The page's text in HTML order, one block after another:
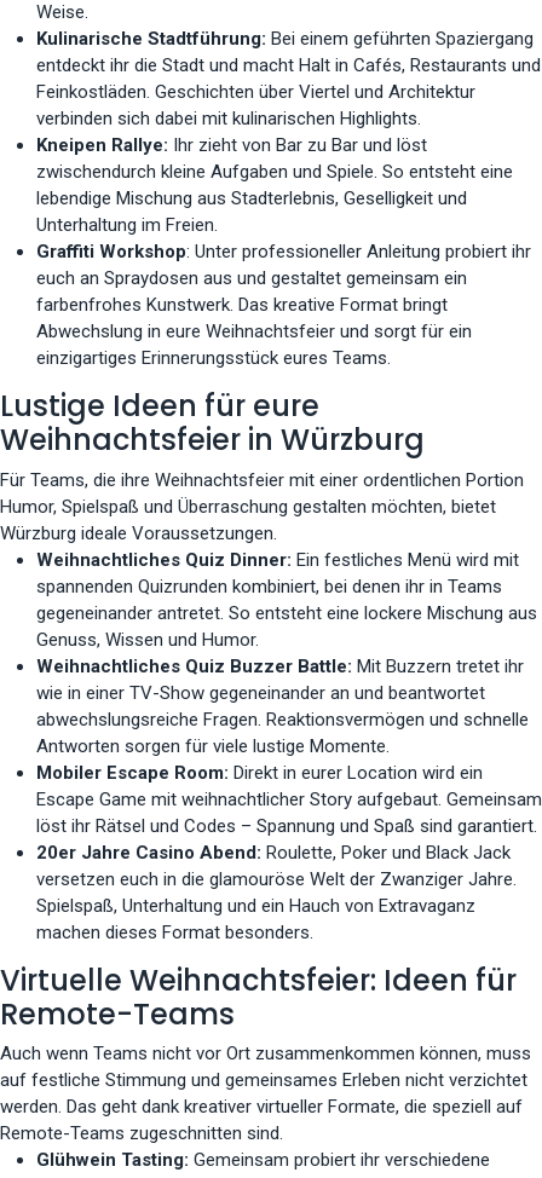
Weise.
Kulinarische Stadtführung: Bei einem geführten Spaziergang
entdeckt ihr die Stadt und macht Halt in Cafés, Restaurants und
Feinkostläden. Geschichten über Viertel und Architektur
verbinden sich dabei mit kulinarischen Highlights.
Kneipen Rallye: Ihr zieht von Bar zu Bar und löst
zwischendurch kleine Aufgaben und Spiele. So entsteht eine
lebendige Mischung aus Stadterlebnis, Geselligkeit und
Unterhaltung im Freien.
Graffiti Workshop: Unter professioneller Anleitung probiert ihr
euch an Spraydosen aus und gestaltet gemeinsam ein
farbenfrohes Kunstwerk. Das kreative Format bringt
Abwechslung in eure Weihnachtsfeier und sorgt für ein
einzigartiges Erinnerungsstück eures Teams.
Lustige Ideen für eure
Weihnachtsfeier in Würzburg
Für Teams, die ihre Weihnachtsfeier mit einer ordentlichen Portion
Humor, Spielspaß und Überraschung gestalten möchten, bietet
Würzburg ideale Voraussetzungen.
Weihnachtliches Quiz Dinner: Ein festliches Menü wird mit
spannenden Quizrunden kombiniert, bei denen ihr in Teams
gegeneinander antretet. So entsteht eine lockere Mischung aus
Genuss, Wissen und Humor.
Weihnachtliches Quiz Buzzer Battle: Mit Buzzern tretet ihr
wie in einer TV-Show gegeneinander an und beantwortet
abwechslungsreiche Fragen. Reaktionsvermögen und schnelle
Antworten sorgen für viele lustige Momente.
Mobiler Escape Room: Direkt in eurer Location wird ein
Escape Game mit weihnachtlicher Story aufgebaut. Gemeinsam
löst ihr Rätsel und Codes – Spannung und Spaß sind garantiert.
20er Jahre Casino Abend: Roulette, Poker und Black Jack
versetzen euch in die glamouröse Welt der Zwanziger Jahre.
Spielspaß, Unterhaltung und ein Hauch von Extravaganz
machen dieses Format besonders.
Virtuelle Weihnachtsfeier: Ideen für
Remote-Teams
Auch wenn Teams nicht vor Ort zusammenkommen können, muss
auf festliche Stimmung und gemeinsames Erleben nicht verzichtet
werden. Das geht dank kreativer virtueller Formate, die speziell auf
Remote-Teams zugeschnitten sind.
Glühwein Tasting: Gemeinsam probiert ihr verschiedene